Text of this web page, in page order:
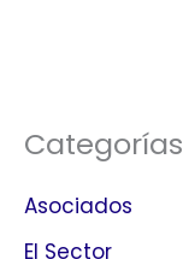
Categorías
Asociados
El Sector